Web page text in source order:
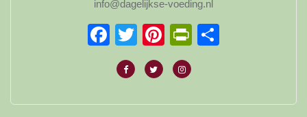
info@dagelijkse-voeding.nl
Facebook
TwitterPinterest